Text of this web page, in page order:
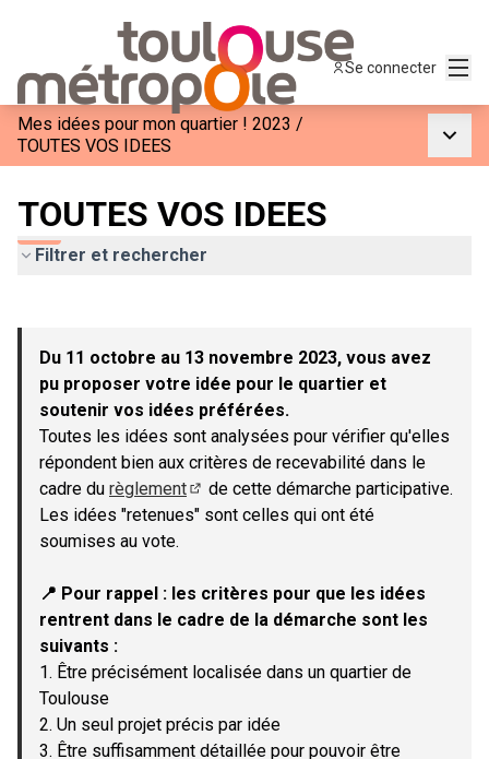
Se connecter
Mes idées pour mon quartier ! 2023 /
TOUTES VOS IDEES
TOUTES VOS IDEES
Filtrer et rechercher
−
Du 11 octobre au 13 novembre 2023, vous avez
pu proposer votre idée pour le quartier et
soutenir vos idées préférées.
Toutes les idées sont analysées pour vérifier qu'elles
répondent bien aux critères de recevabilité dans le
cadre du règlement
(Lien externe)
de cette démarche participative.
Les idées "retenues" sont celles qui ont été
soumises au vote.
📍 Pour rappel : les critères pour que les idées
rentrent dans le cadre de la démarche sont les
suivants :
1. Être précisément localisée dans un quartier de
Toulouse
2. Un seul projet précis par idée
3. Être suffisamment détaillée pour pouvoir être